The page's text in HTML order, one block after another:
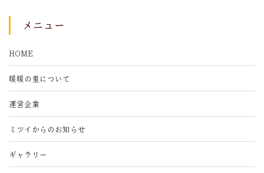
メニュー
HOME
暖暖の里について
運営企業
ミツイからのお知らせ
ギャラリー